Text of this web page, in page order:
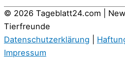
© 2026 Tageblatt24.com |
Tierfreunde
Datenschutzerklärung
Impressum